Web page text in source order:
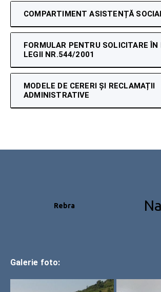
COMPARTIMENT ASISTENȚĂ
FORMULAR PENTRU SOLICITARE ÎN
LEGII NR.544/2001
MODELE DE CERERI ȘI RECLAMAȚII
ADMINISTRATIVE
Galerie foto: